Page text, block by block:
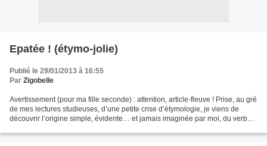
Epatée ! (étymo-jolie)
Publié le 29/01/2013 à 16:55
Par Zigobelle
Avertissement (pour ma fille seconde) : attention, article-fleuve ! Prise, au gré
de mes lectures studieuses, d’une petite crise d’étymologie, je viens de
découvrir l’origine simple, évidente… et jamais imaginée par moi, du verbe «